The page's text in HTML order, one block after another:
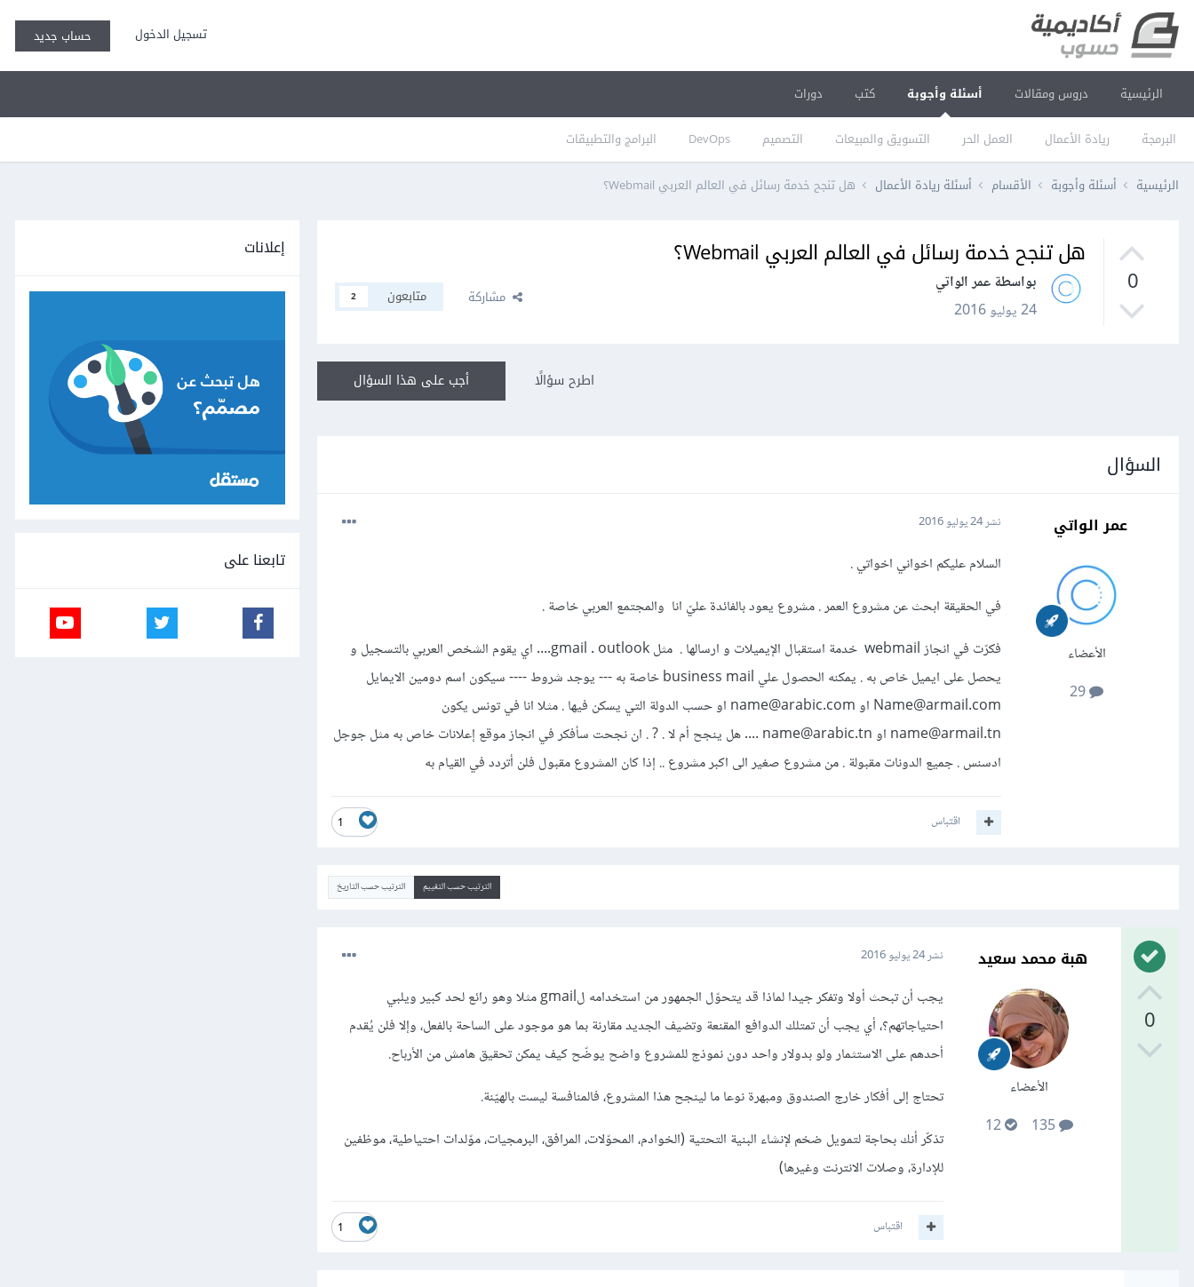
تسجيل الدخول حساب جديد
الرئيسية دروس ومقالات أسئلة وأجوبة
البرمجة ريادة الأعمال العمل الحر التسويق والمبيعات التصميم DevOps البرامج والتطبيقات
كتب دورات
الرئيسية أسئلة وأجوبة الأقسام أسئلة ريادة الأعمال هل تنجح خدمة رسائل في العالم العربي Webmail؟
0
هل تنجح خدمة رسائل في العالم العربي Webmail؟
بواسطة عمر الواتي
24 يوليو 2016
مشاركة متابعون 2
أجب على هذا السؤال اطرح سؤالًا
السؤال
عمر الواتي
الأعضاء
نشر24 يوليو 2016
السلام عليكم اخواني اخواتي .
في الحقيقة ابحث عن مشروع العمر . مشروع يعود بالفائدة عليّ انا والمجتمع العربي خاصة .
فكرّت في انجاز webmail خدمة استقبال الإيميلات و ارسالها . مثل gmail . outlook.... اي يقوم الشخص العربي بالتسجيل و
يحصل على ايميل خاص به . يمكنه الحصول علي business mail خاصة به --- يوجد شروط ---- سيكون اسم دومين الايمايل
Name@armail.com او name@arabic.com او حسب الدولة التي يسكن فيها . مثلا انا في تونس يكون
name@armail.tn او name@arabic.tn .... هل ينجح أم لا . ? . ان نجحت سأفكر في انجاز موقع إعلانات خاص به مثل جوجل
ادسنس . جميع الدونات مقبولة . من مشروع صغير الى اكبر مشروع .. إذا كان المشروع مقبول فلن أتردد في القيام به
1 اقتباس
الترتيب حسب التقييم الترتيب حسب التاريخ
0
هبة محمد سعيد
الأعضاء
135
12
نشر24 يوليو 2016
يجب أن تبحث أولا وتفكر جيدا لماذا قد يتحوّل الجمهور من استخدامه لgmail مثلا وهو رائع لحد كبير ويلبي
احتياجاتهم؟، أي يجب أن تمتلك الدوافع المقنعة وتضيف الجديد مقارنة بما هو موجود على الساحة بالفعل، وإلا فلن يُقدم
أحدهم على الاستثمار ولو بدولار واحد دون نموذج للمشروع واضح يوضّح كيف يمكن تحقيق هامش من الأرباح.
تحتاج إلى أفكار خارج الصندوق ومبهرة نوعا ما لينجح هذا المشروع، فالمنافسة ليست بالهيّنة.
تذكّر أنك بحاجة لتمويل ضخم لإنشاء البنية التحتية (الخوادم، المحوّلات، المرافق، البرمجيات، موّلدات احتياطية، موظفين
للإدارة، وصلات الانترنت وغيرها)
1 اقتباس
إعلانات
تابعنا على